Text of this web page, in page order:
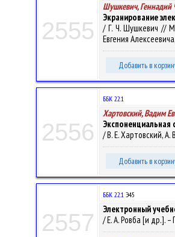
2555
Шушкевич, Геннадий
Экранирование
/ Г. Ч. Шушкевич //
Евгения
Добавить в
2556
ББК 22.1
Хартовский, Вадим
Экспоненциальная
/ В. Е. Хартовский,
Добавить в
2557
ББК 22.1 Э45
Электронный
/ Е. А. Ровба [и др.]. –